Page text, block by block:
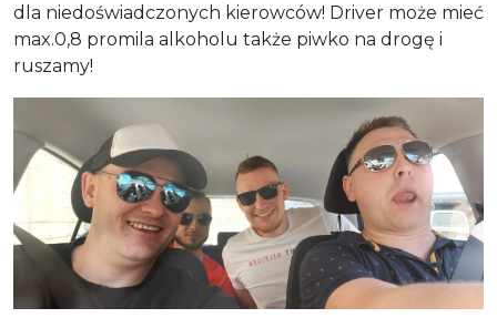
dla niedoświadczonych kierowców! Driver może mieć
max.0,8 promila alkoholu także piwko na drogę i
ruszamy!